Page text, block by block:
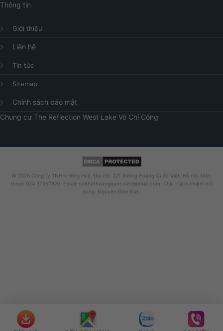
Thông tin
Giới thiệu
Liên hệ
Tin tức
Sitemap
Chính sách bảo mật
Chung cư The Reflection West Lake Võ Chí Công
© 2026 Công ty TNHH Hồng Huệ. Địa chỉ: 321 đường Hoàng Quốc Việt, Hà nội. Điện
thoại: 024 37567826. Email: noithathoangquocviet@gmail.com. Chịu trách nhiệm nội
dung: Nguyễn Đình Đức.